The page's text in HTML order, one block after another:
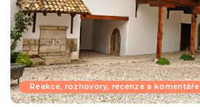
Reakce, rozhovory, recenze a komentáře